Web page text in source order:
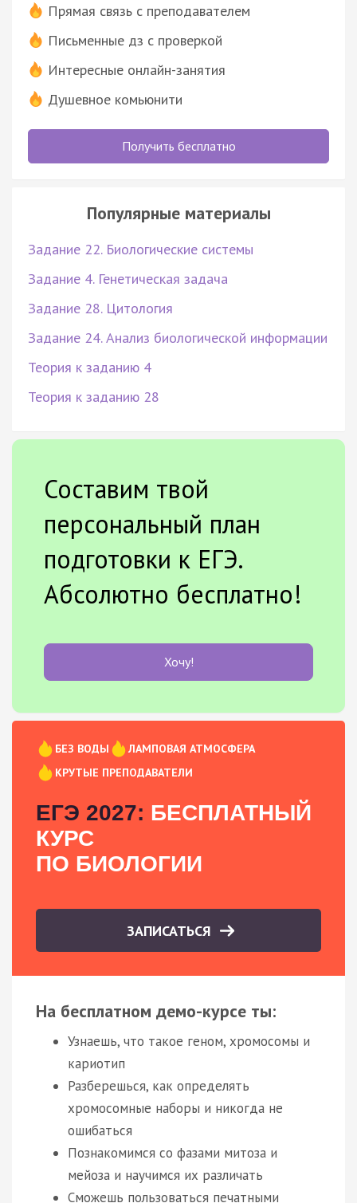
Прямая связь с преподавателем
Письменные дз с проверкой
Интересные онлайн-занятия
Душевное комьюнити
Получить бесплатно
Популярные материалы
Задание 22. Биологические системы
Задание 4. Генетическая задача
Задание 28. Цитология
Задание 24. Анализ биологической информации
Теория к заданию 4
Теория к заданию 28
Составим твой
персональный план
подготовки к ЕГЭ.
Абсолютно бесплатно!
Хочу!
БЕЗ ВОДЫ
ЛАМПОВАЯ АТМОСФЕРА
КРУТЫЕ ПРЕПОДАВАТЕЛИ
ЕГЭ 2027: БЕСПЛАТНЫЙ
КУРС
ПО БИОЛОГИИ
ЗАПИСАТЬСЯ
На бесплатном демо-курсе ты:
Узнаешь, что такое геном, хромосомы и
кариотип
Разберешься, как определять
хромосомные наборы и никогда не
ошибаться
Познакомимся со фазами митоза и
мейоза и научимся их различать
Сможешь пользоваться печатными